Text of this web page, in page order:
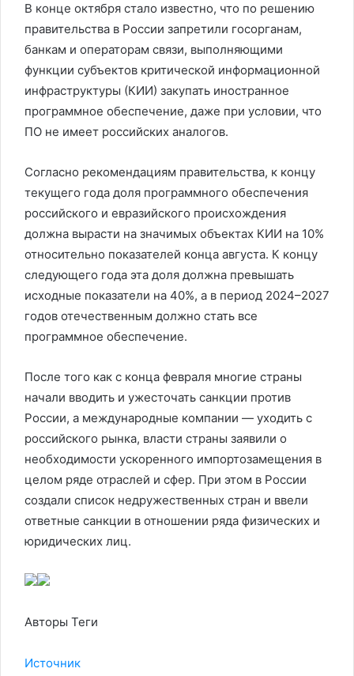
В конце октября стало известно, что по решению
правительства в России запретили госорганам,
банкам и операторам связи, выполняющими
функции субъектов критической информационной
инфраструктуры (КИИ) закупать иностранное
программное обеспечение, даже при условии, что
ПО не имеет российских аналогов.
Согласно рекомендациям правительства, к концу
текущего года доля программного обеспечения
российского и евразийского происхождения
должна вырасти на значимых объектах КИИ на 10%
относительно показателей конца августа. К концу
следующего года эта доля должна превышать
исходные показатели на 40%, а в период 2024–2027
годов отечественным должно стать все
программное обеспечение.
После того как с конца февраля многие страны
начали вводить и ужесточать санкции против
России, а международные компании — уходить с
российского рынка, власти страны заявили о
необходимости ускоренного импортозамещения в
целом ряде отраслей и сфер. При этом в России
создали список недружественных стран и ввели
ответные санкции в отношении ряда физических и
юридических лиц.
Авторы Теги
Источник